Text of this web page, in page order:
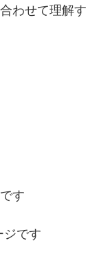
わせて理解す
す
ジです